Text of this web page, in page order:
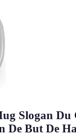
Slogan Du
De But De